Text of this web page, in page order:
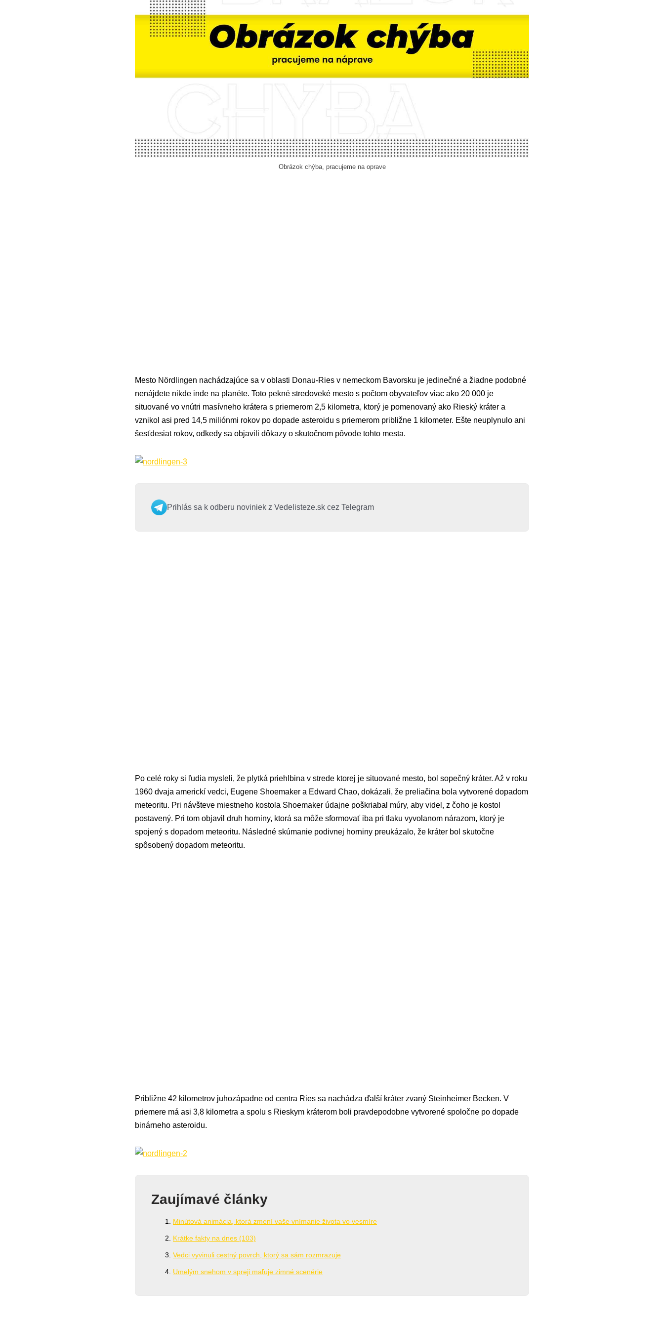
Obrázok chýba, pracujeme na oprave
Mesto Nördlingen nachádzajúce sa v oblasti Donau-Ries v nemeckom Bavorsku je jedinečné a žiadne podobné
nenájdete nikde inde na planéte. Toto pekné stredoveké mesto s počtom obyvateľov viac ako 20 000 je
situované vo vnútri masívneho krátera s priemerom 2,5 kilometra, ktorý je pomenovaný ako Rieský kráter a
vznikol asi pred 14,5 miliónmi rokov po dopade asteroidu s priemerom približne 1 kilometer. Ešte neuplynulo ani
šesťdesiat rokov, odkedy sa objavili dôkazy o skutočnom pôvode tohto mesta.
Prihlás sa k odberu noviniek z Vedelisteze.sk cez Telegram
Po celé roky si ľudia mysleli, že plytká priehlbina v strede ktorej je situované mesto, bol sopečný kráter. Až v roku
1960 dvaja americkí vedci, Eugene Shoemaker a Edward Chao, dokázali, že preliačina bola vytvorené dopadom
meteoritu. Pri návšteve miestneho kostola Shoemaker údajne poškriabal múry, aby videl, z čoho je kostol
postavený. Pri tom objavil druh horniny, ktorá sa môže sformovať iba pri tlaku vyvolanom nárazom, ktorý je
spojený s dopadom meteoritu. Následné skúmanie podivnej horniny preukázalo, že kráter bol skutočne
spôsobený dopadom meteoritu.
Približne 42 kilometrov juhozápadne od centra Ries sa nachádza ďalší kráter zvaný Steinheimer Becken. V
priemere má asi 3,8 kilometra a spolu s Rieskym kráterom boli pravdepodobne vytvorené spoločne po dopade
binárneho asteroidu.
Zaujímavé články
Minútová animácia, ktorá zmení vaše vnímanie života vo vesmíre
Krátke fakty na dnes (103)
Vedci vyvinuli cestný povrch, ktorý sa sám rozmrazuje
Umelým snehom v spreji maľuje zimné scenérie